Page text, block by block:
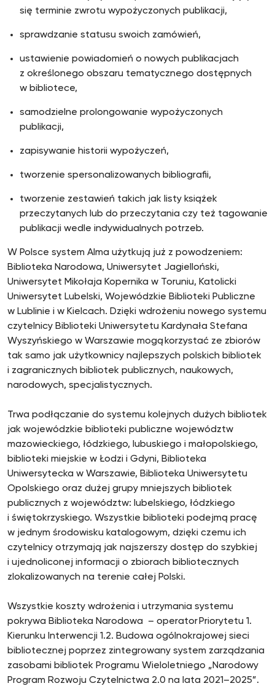
się terminie zwrotu wypożyczonych publikacji,
sprawdzanie statusu swoich zamówień,
ustawienie powiadomień o nowych publikacjach
z określonego obszaru tematycznego dostępnych
w bibliotece,
samodzielne prolongowanie wypożyczonych
publikacji,
zapisywanie historii wypożyczeń,
tworzenie spersonalizowanych bibliografii,
tworzenie zestawień takich jak listy książek
przeczytanych lub do przeczytania czy też tagowanie
publikacji wedle indywidualnych potrzeb.
W Polsce system Alma użytkują już z powodzeniem:
Biblioteka Narodowa, Uniwersytet Jagielloński,
Uniwersytet Mikołaja Kopernika w Toruniu, Katolicki
Uniwersytet Lubelski, Wojewódzkie Biblioteki Publiczne
w Lublinie i w Kielcach. Dzięki wdrożeniu nowego systemu
czytelnicy Biblioteki Uniwersytetu Kardynała Stefana
Wyszyńskiego w Warszawie mogą korzystać ze zbiorów
tak samo jak użytkownicy najlepszych polskich bibliotek
i zagranicznych bibliotek publicznych, naukowych,
narodowych, specjalistycznych.
Trwa podłączanie do systemu kolejnych dużych bibliotek
jak wojewódzkie biblioteki publiczne województw
mazowieckiego, łódzkiego, lubuskiego i małopolskiego,
biblioteki miejskie w Łodzi i Gdyni, Biblioteka
Uniwersytecka w Warszawie, Biblioteka Uniwersytetu
Opolskiego oraz dużej grupy mniejszych bibliotek
publicznych z województw: lubelskiego, łódzkiego
i świętokrzyskiego. Wszystkie biblioteki podejmą pracę
w jednym środowisku katalogowym, dzięki czemu ich
czytelnicy otrzymają jak najszerszy dostęp do szybkiej
i ujednoliconej informacji o zbiorach bibliotecznych
zlokalizowanych na terenie całej Polski.
Wszystkie koszty wdrożenia i utrzymania systemu
pokrywa Biblioteka Narodowa – operator Priorytetu 1.
Kierunku Interwencji 1.2. Budowa ogólnokrajowej sieci
bibliotecznej poprzez zintegrowany system zarządzania
zasobami bibliotek Programu Wieloletniego „Narodowy
Program Rozwoju Czytelnictwa 2.0 na lata 2021–2025”.